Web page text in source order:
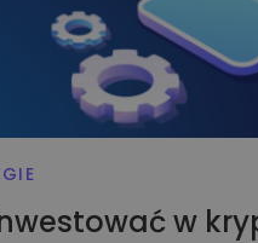
w